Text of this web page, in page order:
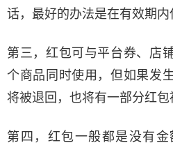
话，最好的办法是在有效期内
第三，红包可与平台券、店
个商品同时使用，但如果发
将被退回，也将有一部分红包
第四，红包一般都是没有